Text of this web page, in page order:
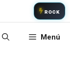
ROCK
Menú